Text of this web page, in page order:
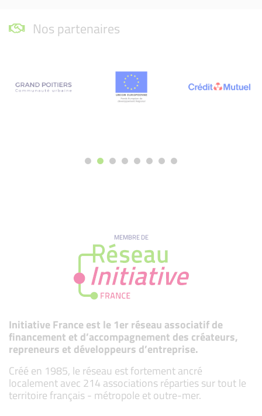
Nos partenaires
MEMBRE DE
Initiative France est le 1er réseau associatif de
financement et d’accompagnement des créateurs,
repreneurs et développeurs d’entreprise.
Créé en 1985, le réseau est fortement ancré
localement avec 214 associations réparties sur tout le
territoire français - métropole et outre-mer.